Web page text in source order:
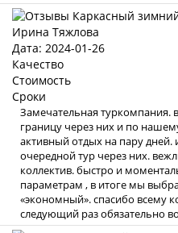
Ирина Тяжлова
Дата: 2024-01-26
Качество
Стоимость
Сроки
Замечательная туркомпания.
границу через них и по
активный отдых на пару дней.
очередной тур через них.
коллектив. быстро и
параметрам , в итоге мы
«экономный». спасибо всему
следующий раз обязательно